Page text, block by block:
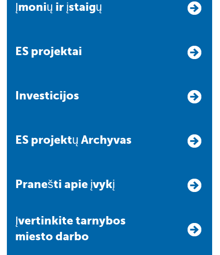
Įmonių ir įstaigų
ES projektai
Investicijos
ES projektų Archyvas
Pranešti apie įvykį
Įvertinkite tarnybos
miesto darbo